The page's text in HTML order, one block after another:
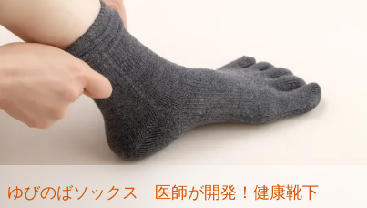
ゆびのばソックス 医師が開発！健康靴下